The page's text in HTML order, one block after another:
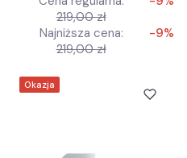
219,00 zł
Najniższa cena:
219,00 zł
-9%
Okazja